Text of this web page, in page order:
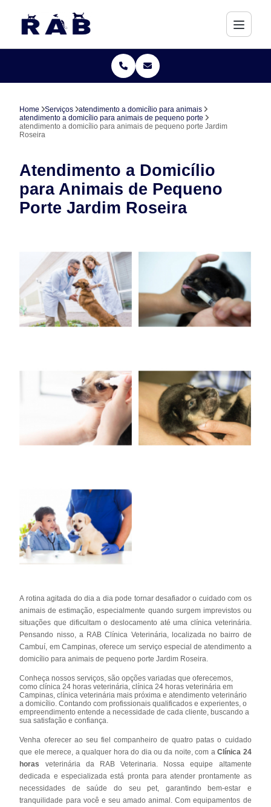
Home Serviços
atendimento a domicílio para animais
atendimento a domicílio para animais de pequeno porte
atendimento a domicílio para animais de pequeno porte Jardim
Roseira
Atendimento a Domicílio
para Animais de Pequeno
Porte Jardim Roseira
A rotina agitada do dia a dia pode tornar desafiador o cuidado com os
animais de estimação, especialmente quando surgem imprevistos ou
situações que dificultam o deslocamento até uma clínica veterinária.
Pensando nisso, a RAB Clínica Veterinária, localizada no bairro de
Cambuí, em Campinas, oferece um serviço especial de atendimento a
domicílio para animais de pequeno porte Jardim Roseira.
Conheça nossos serviços, são opções variadas que oferecemos,
como clínica 24 horas veterinária, clínica 24 horas veterinária em
Campinas, clínica veterinária mais próxima e atendimento veterinário
a domicílio. Contando com profissionais qualificados e experientes, o
empreendimento entende a necessidade de cada cliente, buscando a
sua satisfação e confiança.
Venha oferecer ao seu fiel companheiro de quatro patas o cuidado
que ele merece, a qualquer hora do dia ou da noite, com aClínica 24
horas
veterinária da RAB Veterinaria. Nossa equipe altamente
dedicada e especializada está pronta para atender prontamente as
necessidades de saúde do seu pet, garantindo bem-estar e
tranquilidade para você e seu amado animal. Com equipamentos de